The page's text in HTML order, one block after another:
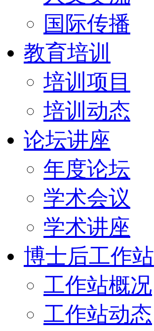
国际传播
教育培训
培训项目
培训动态
论坛讲座
年度论坛
学术会议
学术讲座
博士后工作站
工作站概况
工作站动态